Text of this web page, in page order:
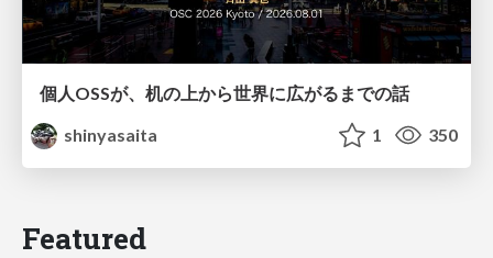
個人OSSが、机の上から世界に広がるまでの話
shinyasaita
1 350
Featured